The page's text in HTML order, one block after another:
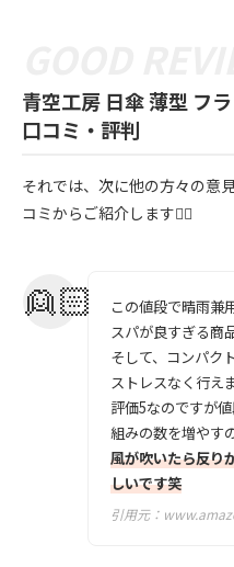
青空工房 日傘 薄型 フ
口コミ・評判
それでは、次に他の方々の意
コミからご紹介します💁‍♀️
この値段で晴雨兼
スパが良すぎる商
そして、コンパク
ストレスなく行え
評価5なのですが
組みの数を増やす
風が吹いたら反り
しいです笑
引用元：